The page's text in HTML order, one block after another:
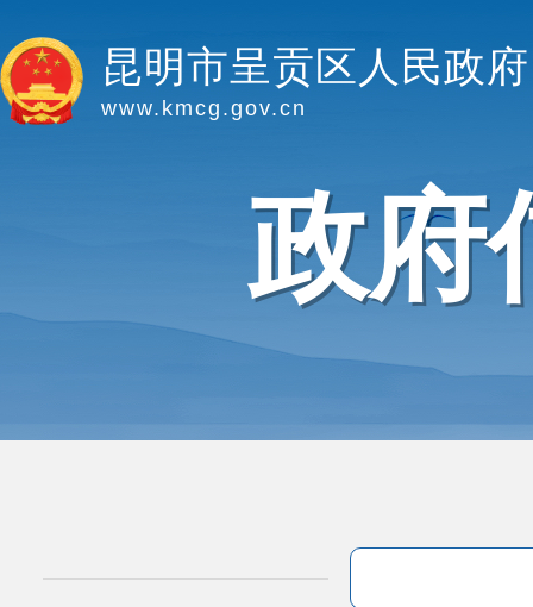
昆明市呈贡区人民政府
www.kmcg.gov.cn
政府